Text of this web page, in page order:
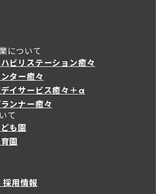
について
ビリステーション癒々
ター癒々
イサービス癒々＋ α
イサービス癒々＋
ンナー癒々
て
も園
園
採用情報